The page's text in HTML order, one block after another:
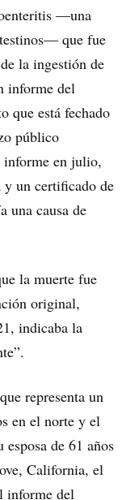
—una
que fue
la ingestión de
informe del
que está fechado
público
informe en julio,
y un certificado de
una causa de
la muerte fue
original,
indicaba la
representa un
en el norte y el
de 61 años
California, el
informe del